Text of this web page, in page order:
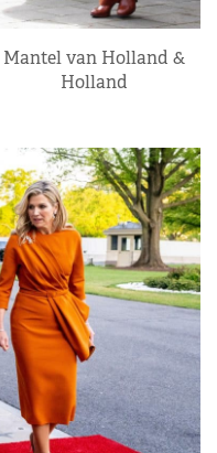
Mantel van Holland &
Holland